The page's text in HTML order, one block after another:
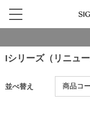
Iシリーズ（リニュー
並べ替え